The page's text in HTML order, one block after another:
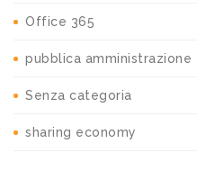
Office 365
pubblica amministrazione
Senza categoria
sharing economy